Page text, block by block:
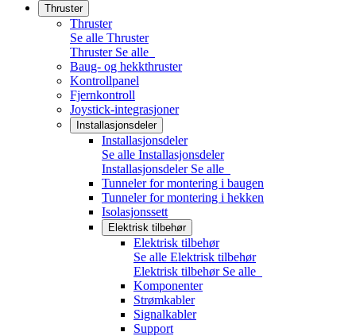
Thruster
Thruster
Se alle Thruster
Thruster Se alle
Baug- og hekkthruster
Kontrollpanel
Fjernkontroll
Joystick-integrasjoner
Installasjonsdeler
Installasjonsdeler
Se alle Installasjonsdeler
Installasjonsdeler Se alle
Tunneler for montering i baugen
Tunneler for montering i hekken
Isolasjonssett
Elektrisk tilbehør
Elektrisk tilbehør
Se alle Elektrisk tilbehør
Elektrisk tilbehør Se alle
Komponenter
Strømkabler
Signalkabler
Support